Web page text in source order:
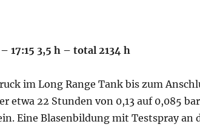
17:15 3,5 h – total 2134 h
im Long Range Tank bis zum
etwa 22 Stunden von 0,13 auf 0,085
Eine Blasenbildung mit Testspray an